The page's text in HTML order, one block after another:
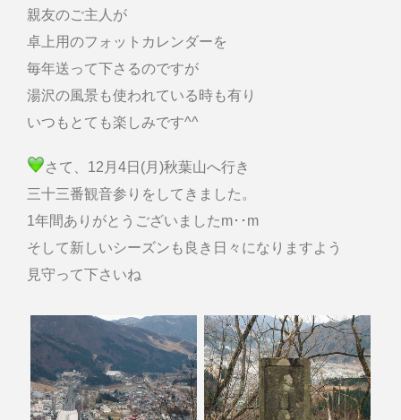
親友のご主人が
卓上用のフォットカレンダーを
毎年送って下さるのですが
湯沢の風景も使われている時も有り
いつもとても楽しみです^^
さて、12月4日(月)秋葉山へ行き
三十三番観音参りをしてきました。
1年間ありがとうございましたm･･m
そして新しいシーズンも良き日々になりますよう
見守って下さいね